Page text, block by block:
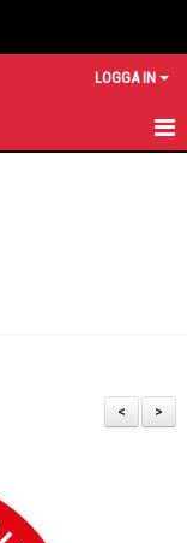
LOGGA IN
>
<